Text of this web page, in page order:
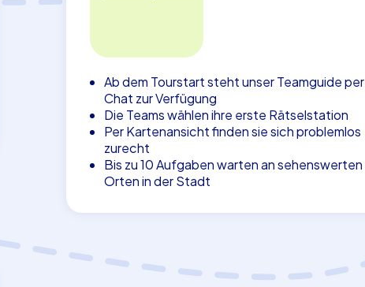
Ab dem Tourstart steht unser Teamguide per
Chat zur Verfügung
Die Teams wählen ihre erste Rätselstation
Per Kartenansicht finden sie sich problemlos
zurecht
Bis zu 10 Aufgaben warten an sehenswerten
Orten in der Stadt